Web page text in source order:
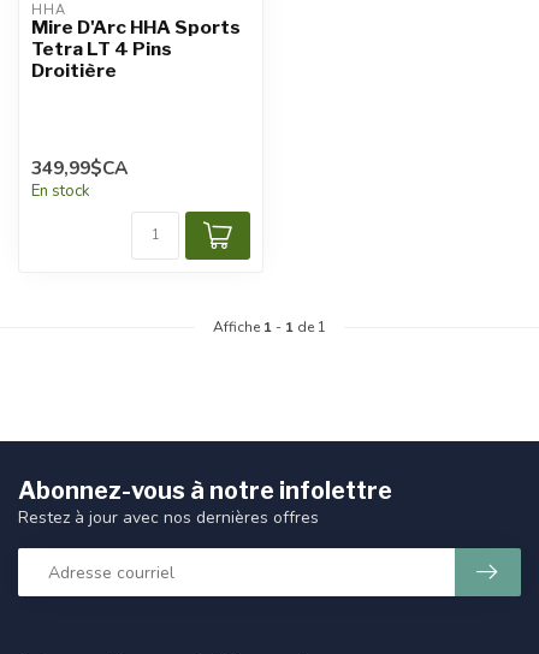
HHA
Mire D'Arc HHA Sports
Tetra LT 4 Pins
Droitière
349,99$CA
En stock
Affiche 1 - 1 de 1
Abonnez-vous à notre infolettre
Restez à jour avec nos dernières offres